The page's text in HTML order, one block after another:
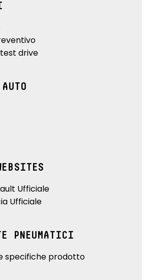
drive
Ufficiale
Ufficiale
PNEUMATICI
specifiche prodotto